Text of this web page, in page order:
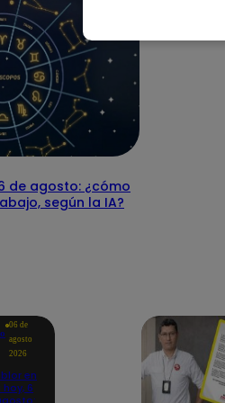
de agosto: ¿cómo
según la IA?
06 de
agosto
2026
en
hoy, 6